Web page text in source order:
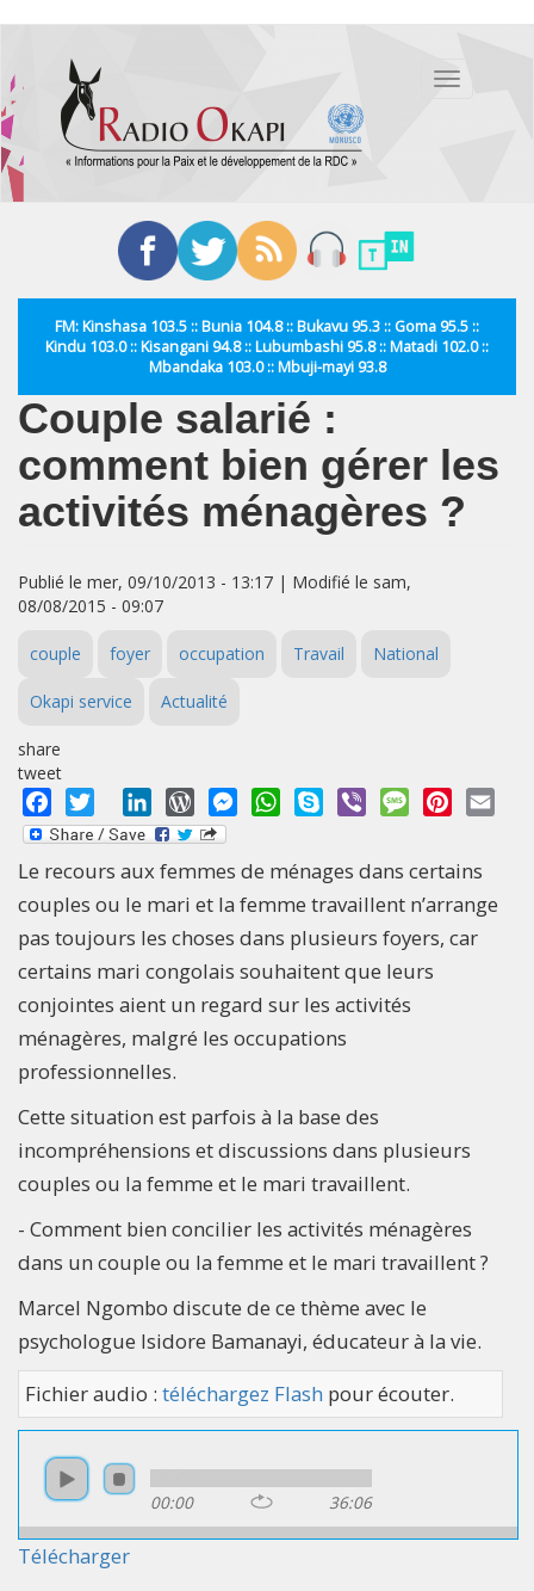
contenu
principal
Toggle
FM: Kinshasa 103.5 :: Bunia 104.8 :: Bukavu 95.3 :: Goma 95.5 ::
Kindu 103.0 :: Kisangani 94.8 :: Lubumbashi 95.8 :: Matadi 102.0 ::
Mbandaka 103.0 :: Mbuji-mayi 93.8
Couple salarié :
comment bien gérer les
activités ménagères ?
Publié le mer, 09/10/2013 - 13:17 | Modifié le sam,
08/08/2015 - 09:07
couple foyer occupation Travail National
Okapi service Actualité
share
tweet
Facebook
Twitter LinkedInWordPressMessengerWhatsApp
Skype Viber MessagePinterest
Le recours aux femmes de ménages dans certains
couples ou le mari et la femme travaillent n’arrange
pas toujours les choses dans plusieurs foyers, car
certains mari congolais souhaitent que leurs
conjointes aient un regard sur les activités
ménagères, malgré les occupations
professionnelles.
Cette situation est parfois à la base des
incompréhensions et discussions dans plusieurs
couples ou la femme et le mari travaillent.
- Comment bien concilier les activités ménagères
dans un couple ou la femme et le mari travaillent ?
Marcel Ngombo discute de ce thème avec le
psychologue Isidore Bamanayi, éducateur à la vie.
Fichier audio : téléchargez Flash pour écouter.
00:00 36:06
Télécharger